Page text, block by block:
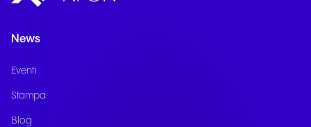
News
Eventi
Stampa
Blog